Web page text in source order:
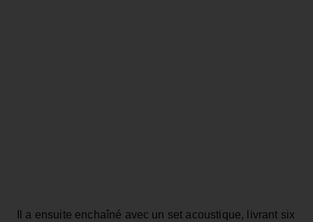
Il a ensuite enchaîné avec un set acoustique, livrant six